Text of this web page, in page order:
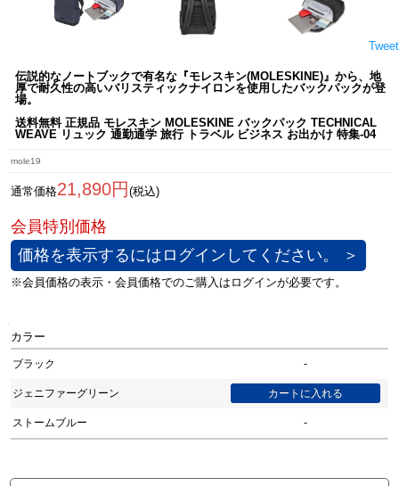
Tweet
伝説的なノートブックで有名な『モレスキン(MOLESKINE)』から、地
厚で耐久性の高いバリスティックナイロンを使用したバックパックが登
場。
送料無料 正規品 モレスキン MOLESKINE バックパック TECHNICAL
WEAVE リュック 通勤通学 旅行 トラベル ビジネス お出かけ 特集-04
mole19
通常価格21,890円 (税込)
価格を表示するにはログインしてください。 ＞
カラー
ブラック -
ジェニファーグリーン
ストームブルー -